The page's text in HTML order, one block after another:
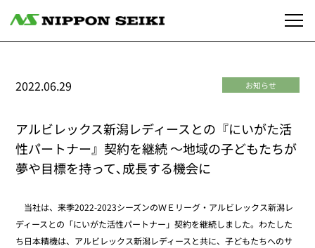
お知らせ
2022.06.29
アルビレックス新潟レディースとの『にいがた活
性パートナー』契約を継続 ～地域の子どもたちが
夢や目標を持って､成長する機会に
当社は、来季2022-2023シーズンのＷＥリーグ・アルビレックス新潟レ
ディースとの「にいがた活性パートナー」契約を継続しました。わたした
ち日本精機は、アルビレックス新潟レディースと共に、子どもたちへのサ